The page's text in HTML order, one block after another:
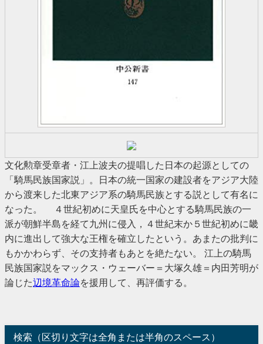
文化勲章受章者・江上波夫の提唱した日本の起源としての
「騎馬民族国家説」。日本の統一国家の建設者をアジア大陸
から渡来した北東アジア系の騎馬民族とする説として有名に
なった。 ４世紀初めに天皇氏を中心とする騎馬民族の一
派が朝鮮半島を経て九州に侵入，４世紀末か５世紀初めに畿
内に進出して強大な王権を確立したという。あまたの批判に
もかかわらず、その支持者もあとを絶たない。 江上の騎馬
民族国家説をマックス・ウェーバー＝大塚久雄＝内田芳明が
論じた辺境革命論を援用して、再評価する。
検索（区切り文字は全角または半角のスペース）